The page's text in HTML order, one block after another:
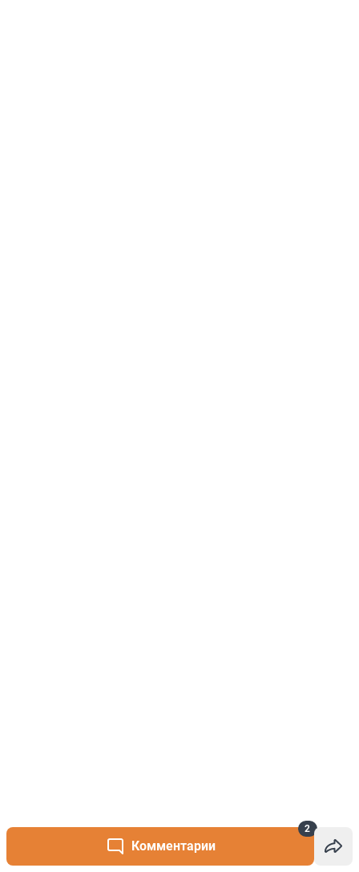
Комментарии
2